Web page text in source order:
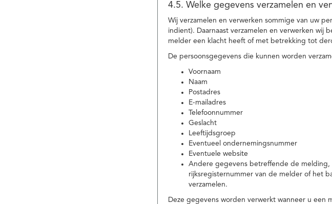
4.5. Welke gegevens verzamelen en
Wij verzamelen en verwerken sommige van uw
indient). Daarnaast verzamelen en verwerken
melder een klacht heeft of met betrekking tot
De persoonsgegevens die kunnen worden
Voornaam
Naam
Postadres
E-mailadres
Telefoonnummer
Geslacht
Leeftijdsgroep
Eventueel ondernemingsnummer
Eventuele website
Andere gegevens betreffende de
rijksregisternummer van de melder of het
verzamelen.
Deze gegevens worden verwerkt wanneer u